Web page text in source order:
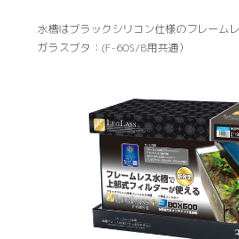
水槽はブラックシリコン仕様のフレーム
ガラスブタ：(F-60S/B用共通）